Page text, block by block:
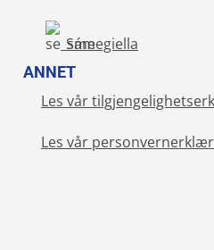
Sámegiella
ANNET
Les vår
Les vår